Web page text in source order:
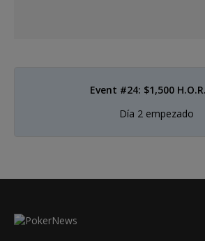
Event #24: $1,500
Día 2 empezado